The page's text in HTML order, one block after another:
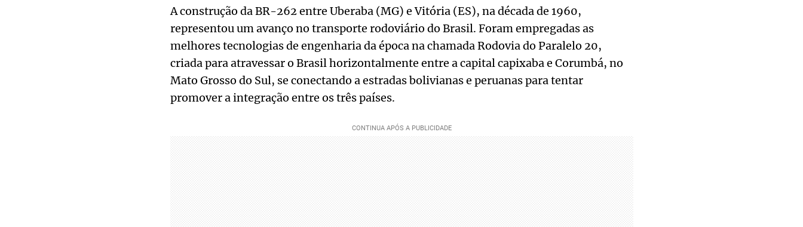
A construção da BR-262 entre Uberaba (MG) e Vitória (ES), na década de 1960,
representou um avanço no transporte rodoviário do Brasil. Foram empregadas as
melhores tecnologias de engenharia da época na chamada Rodovia do Paralelo 20,
criada para atravessar o Brasil horizontalmente entre a capital capixaba e Corumbá, no
Mato Grosso do Sul, se conectando a estradas bolivianas e peruanas para tentar
promover a integração entre os três países.